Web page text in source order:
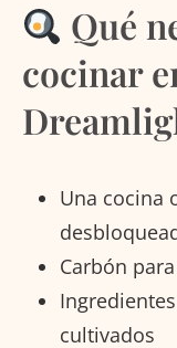
Qué
cocinar
Una cocina
Carbón
cultivados